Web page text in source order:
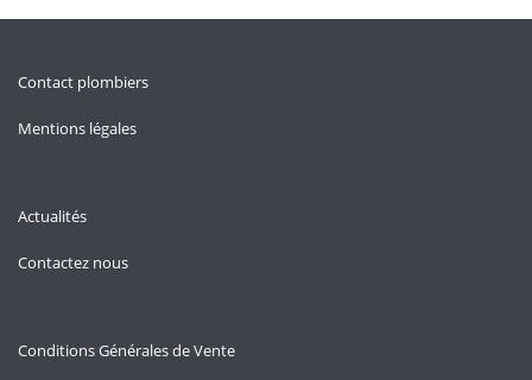
Contact plombiers
Mentions légales
Actualités
Contactez nous
Conditions Générales de Vente